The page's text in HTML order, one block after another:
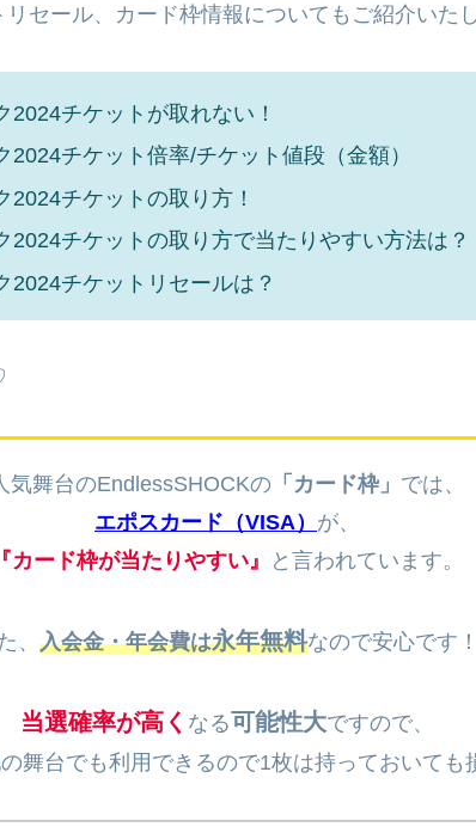
セール、カード枠情報についてもご紹介いた
2024チケットが取れない！
2024チケット倍率/チケット値段（金額）
2024チケットの取り方！
2024チケットの取り方で当たりやすい方法は？
2024チケットリセールは？
気舞台のEndlessSHOCKの 「カード枠」 では、
エポスカード（VISA） が、
『カード枠が当たりやすい』 と言われています。
、 入会金・年会費は永年無料なので安心です！
当選確率が高く なる可能性大ですので、
舞台でも利用できるので1枚は持っておいても